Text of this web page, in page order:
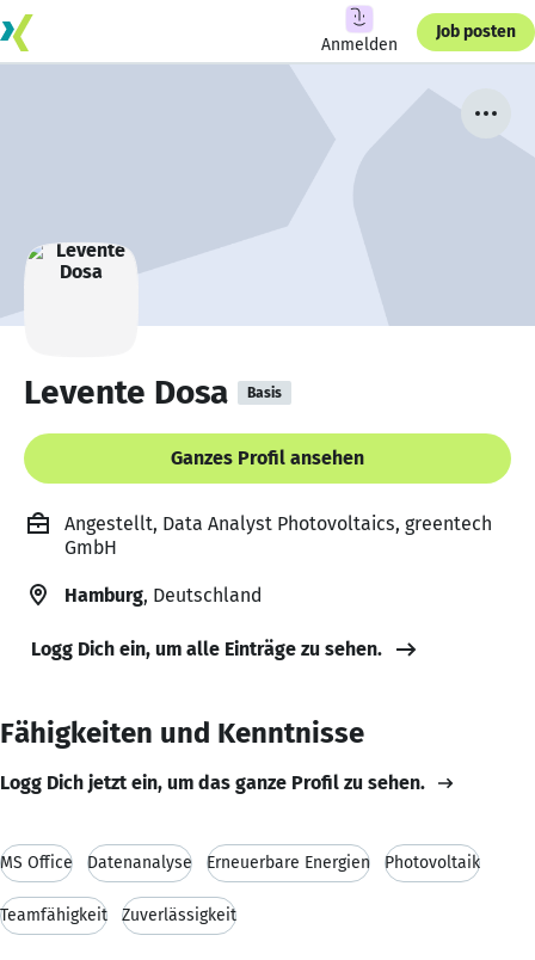
Anmelden
Job posten
Levente Dosa Basis
Ganzes Profil ansehen
Angestellt, Data Analyst Photovoltaics, greentech
GmbH
Hamburg, Deutschland
Logg Dich ein, um alle Einträge zu sehen.
Fähigkeiten und Kenntnisse
Logg Dich jetzt ein, um das ganze Profil zu sehen.
MS Office Datenanalyse Erneuerbare Energien Photovoltaik
Teamfähigkeit Zuverlässigkeit